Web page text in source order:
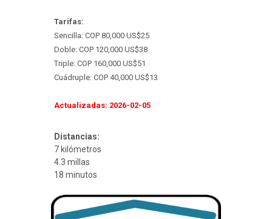
Tarifas:
Sencilla: COP 80,000 US$25
Doble: COP 120,000 US$38
Triple: COP 160,000 US$51
Cuádruple: COP 40,000 US$13
Actualizadas: 2026-02-05
Distancias:
7 kilómetros
4.3 millas
18 minutos